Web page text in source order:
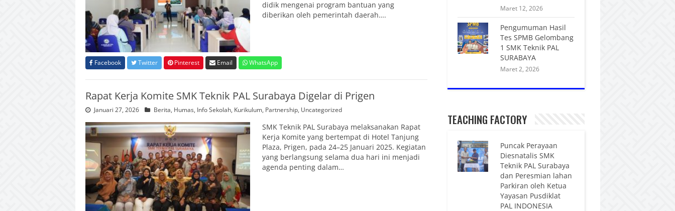
didik mengenai program bantuan yang
diberikan oleh pemerintah daerah….
Facebook Twitter Pinterest Email WhatsApp
Rapat Kerja Komite SMK Teknik PAL Surabaya Digelar di Prigen
Januari 27, 2026 Berita, Humas, Info Sekolah, Kurikulum, Partnership, Uncategorized
SMK Teknik PAL Surabaya melaksanakan Rapat
Kerja Komite yang bertempat di Hotel Tanjung
Plaza, Prigen, pada 24–25 Januari 2025. Kegiatan
yang berlangsung selama dua hari ini menjadi
agenda penting dalam…
Maret 12, 2026
Pengumuman Hasil
Tes SPMB Gelombang
1 SMK Teknik PAL
SURABAYA
Maret 2, 2026
TEACHING FACTORY
Puncak Perayaan
Diesnatalis SMK
Teknik PAL Surabaya
dan Peresmian lahan
Parkiran oleh Ketua
Yayasan Pusdiklat
PAL INDONESIA